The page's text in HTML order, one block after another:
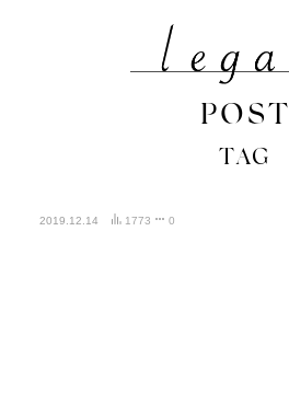
POST
TAG
2019.12.14 1773 0